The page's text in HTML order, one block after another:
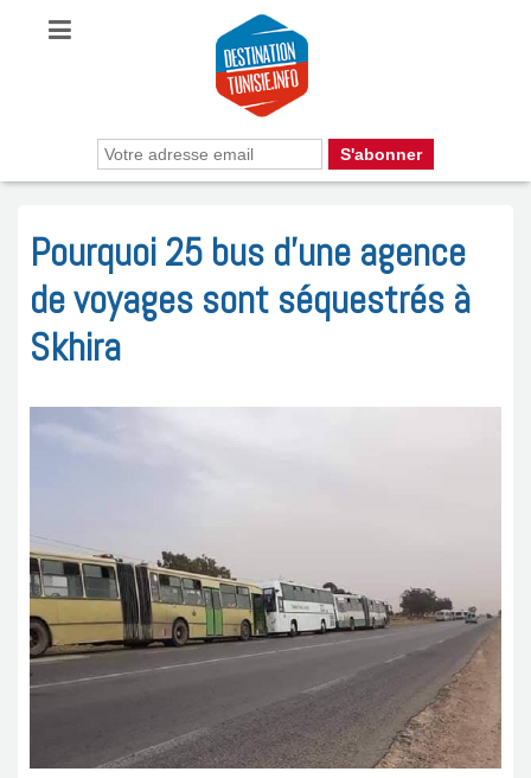
Pourquoi 25 bus d’une agence
de voyages sont séquestrés à
Skhira